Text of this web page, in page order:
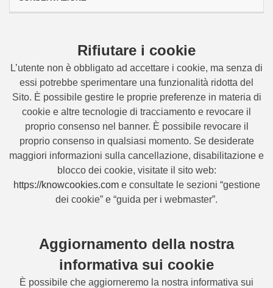
Rifiutare i cookie
L’utente non è obbligato ad accettare i cookie, ma senza di
essi potrebbe sperimentare una funzionalità ridotta del
Sito. È possibile gestire le proprie preferenze in materia di
cookie e altre tecnologie di tracciamento e revocare il
proprio consenso nel banner. È possibile revocare il
proprio consenso in qualsiasi momento. Se desiderate
maggiori informazioni sulla cancellazione, disabilitazione e
blocco dei cookie, visitate il sito web:
https://knowcookies.come consultate le sezioni “gestione
dei cookie” e “guida per i webmaster”.
Aggiornamento della nostra
informativa sui cookie
È possibile che aggiorneremo la nostra informativa sui